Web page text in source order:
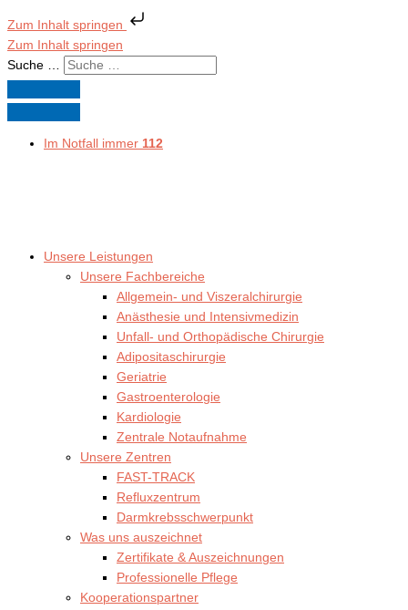
Zum Inhalt springen
Zum Inhalt springen
Suche …
Im Notfall immer 112
Unsere Leistungen
Unsere Fachbereiche
Allgemein- und Viszeralchirurgie
Anästhesie und Intensivmedizin
Unfall- und Orthopädische Chirurgie
Adipositaschirurgie
Geriatrie
Gastroenterologie
Kardiologie
Zentrale Notaufnahme
Unsere Zentren
FAST-TRACK
Refluxzentrum
Darmkrebsschwerpunkt
Was uns auszeichnet
Zertifikate & Auszeichnungen
Professionelle Pflege
Kooperationspartner